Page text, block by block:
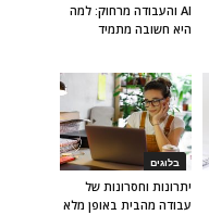
AI והעבודה מרחוק: למה
היא חשובה מתמיד
בלוגים
יתרונות וחסרונות של
עבודה מהבית באופן מלא